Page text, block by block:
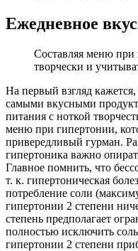
Ежедневное
Составляя меню при
творчески и
На первый взгляд
самыми вкусными
питания с ноткой
меню при гипертонии,
привередливый гурман.
гипертоника важно
Главное помнить, что
т. к. гипертоническая
потребление соли
гипертонии 2 степени
степень предполагает
полностью исключить
гипертонии 2 степени